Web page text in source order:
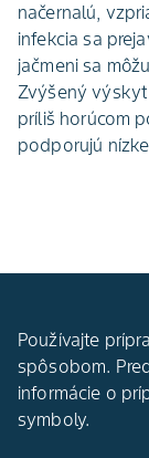
načernalú,
infekcia sa
jačmeni sa
Zvýšený
príliš horúcom
podporujú
Používajte
spôsobom.
informácie o
symboly.